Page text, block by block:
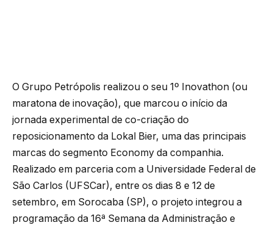
O Grupo Petrópolis realizou o seu 1º Inovathon (ou
maratona de inovação), que marcou o início da
jornada experimental de co-criação do
reposicionamento da Lokal Bier, uma das principais
marcas do segmento Economy da companhia.
Realizado em parceria com a Universidade Federal de
São Carlos (UFSCar), entre os dias 8 e 12 de
setembro, em Sorocaba (SP), o projeto integrou a
programação da 16ª Semana da Administração e